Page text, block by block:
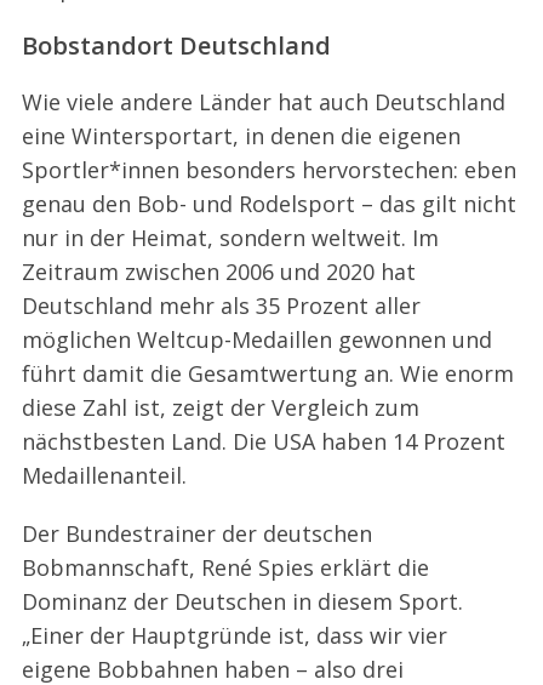
Bobstandort Deutschland
Wie viele andere Länder hat auch Deutschland
eine Wintersportart, in denen die eigenen
Sportler*innen besonders hervorstechen: eben
genau den Bob- und Rodelsport – das gilt nicht
nur in der Heimat, sondern weltweit. Im
Zeitraum zwischen 2006 und 2020 hat
Deutschland mehr als 35 Prozent aller
möglichen Weltcup-Medaillen gewonnen und
führt damit die Gesamtwertung an. Wie enorm
diese Zahl ist, zeigt der Vergleich zum
nächstbesten Land. Die USA haben 14 Prozent
Medaillenanteil.
Der Bundestrainer der deutschen
Bobmannschaft, René Spies erklärt die
Dominanz der Deutschen in diesem Sport.
„Einer der Hauptgründe ist, dass wir vier
eigene Bobbahnen haben – also drei